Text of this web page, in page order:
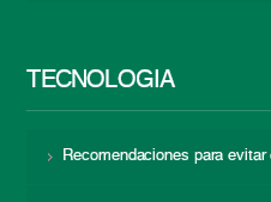
TECNOLOGÍA
Recomendaciones para